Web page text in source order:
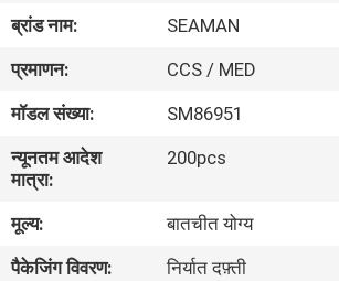
बारे
में
कारखाना
भ्रमण
ब्रांड नाम:
SEAMAN
प्रमाणन:
CCS / MED
मॉडल संख्या:
SM86951
न्यूनतम आदेश
मात्रा:
200pcs
मूल्य:
बातचीत योग्य
पैकेजिंग विवरण:
निर्यात दफ़्ती